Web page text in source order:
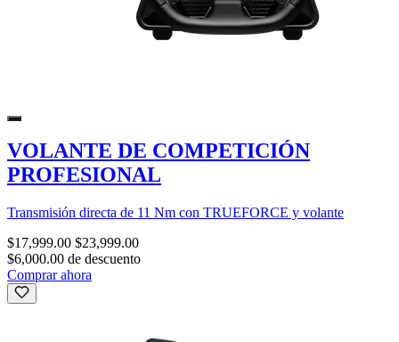
VOLANTE DE COMPETICIÓN
PROFESIONAL
Transmisión directa de 11 Nm con TRUEFORCE y volante
$17,999.00 $23,999.00
$6,000.00 de descuento
Comprar ahora